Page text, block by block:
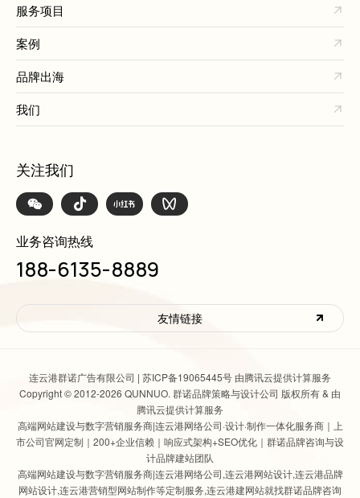
服务项目
案例
品牌出海
我们
关注我们
业务咨询热线
188-6135-8889
友情链接
连云港群诺广告有限公司 | 苏ICP备19065445号 由腾讯云提供计算服务
Copyright © 2012-2026 QUNNUO. 群诺品牌策略与设计公司 版权所有 & 由
腾讯云提供计算服务
高端网站建设与数字营销服务商|连云港网络公司·设计·制作一体化服务商｜上
市公司官网定制｜200+企业信赖｜响应式架构+SEO优化｜群诺品牌咨询与设
计品牌建站团队
高端网站建设与数字营销服务商|连云港网络公司,连云港网站设计,连云港品牌
网站设计,连云港营销型网站制作等定制服务,连云港建网站就找群诺品牌咨询